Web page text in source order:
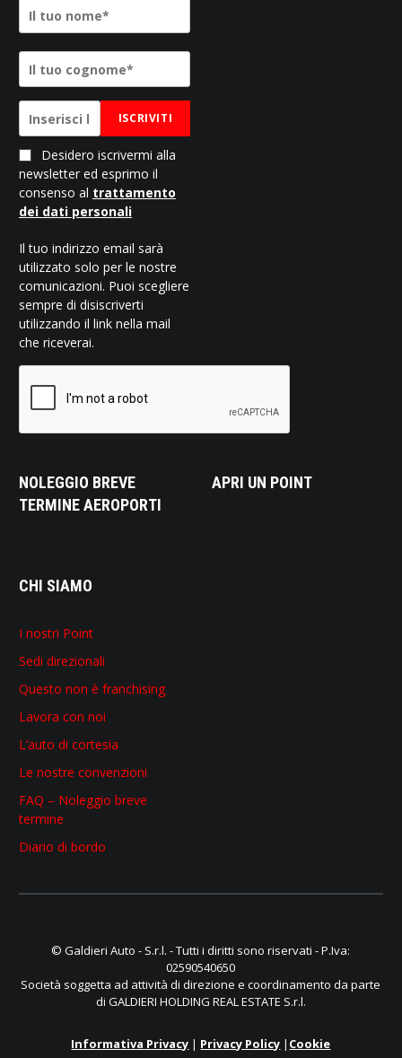
ISCRIVITI
Desidero iscrivermi alla
newsletter ed esprimo il
consenso al trattamento
dei dati personali
Il tuo indirizzo email sarà
utilizzato solo per le nostre
comunicazioni. Puoi scegliere
sempre di disiscriverti
utilizzando il link nella mail
che riceverai.
NOLEGGIO BREVE
TERMINE AEROPORTI
APRI UN POINT
CHI SIAMO
I nostri Point
Sedi direzionali
Questo non è franchising
Lavora con noi
L’auto di cortesia
Le nostre convenzioni
FAQ – Noleggio breve
termine
Diario di bordo
© Galdieri Auto - S.r.l. - Tutti i diritti sono riservati - P.Iva:
02590540650
Società soggetta ad attività di direzione e coordinamento da parte
di GALDIERI HOLDING REAL ESTATE S.r.l.
Informativa Privacy | Privacy Policy | Cookie